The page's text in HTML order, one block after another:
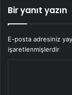
Bir yanıt yazın
E-posta adresiniz
işaretlenmişlerdir